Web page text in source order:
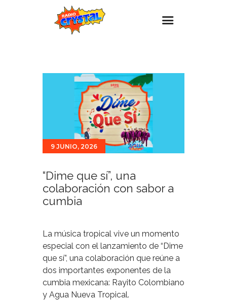
Estaciones
Promociones
Noticias
Para ti
9 JUNIO, 2026
“Dime que sí”, una
colaboración con sabor a
cumbia
La música tropical vive un momento
especial con el lanzamiento de “Dime
que sí”, una colaboración que reúne a
dos importantes exponentes de la
cumbia mexicana: Rayito Colombiano
y Agua Nueva Tropical.